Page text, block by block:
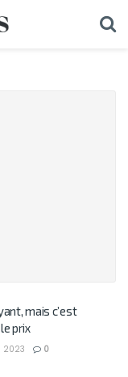
mais c’est
prix
2023 0